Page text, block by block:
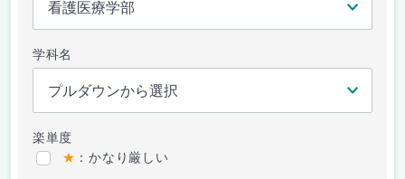
学科名
楽単度
★ ：かなり厳しい